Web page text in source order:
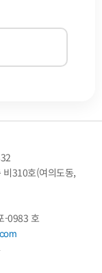
비310호(여의도동,
-0983 호